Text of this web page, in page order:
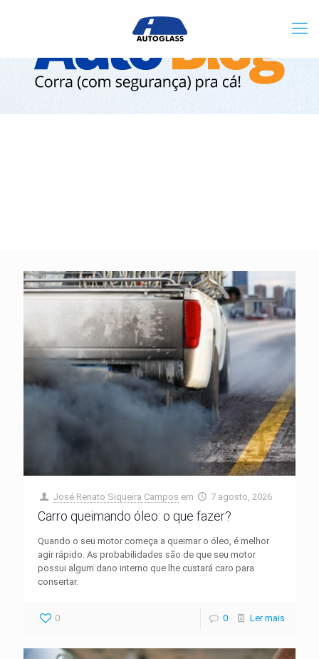
José Renato Siqueira Campos em 7 agosto, 2026
Carro queimando óleo: o que fazer?
Quando o seu motor começa a queimar o óleo, é melhor
agir rápido. As probabilidades são de que seu motor
possui algum dano interno que lhe custará caro para
consertar.
0 0 Ler mais